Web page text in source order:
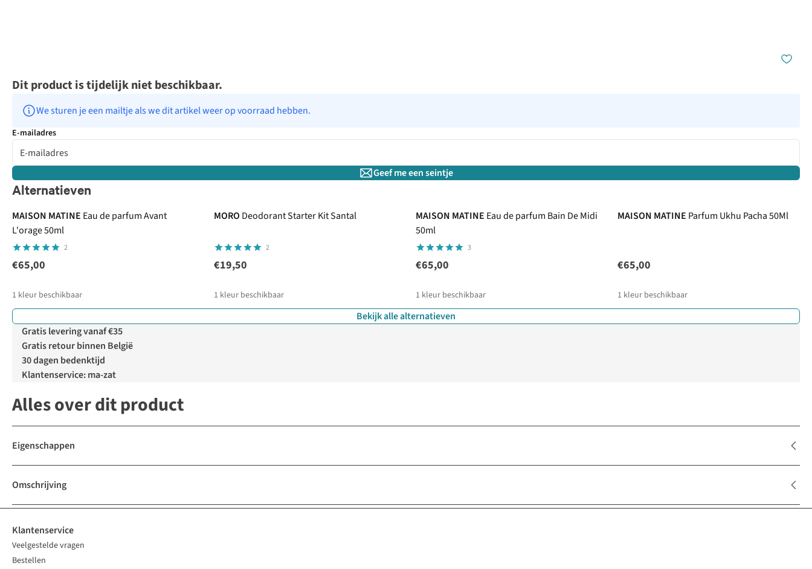
Dit product is tijdelijk niet beschikbaar.
We sturen je een mailtje als we dit artikel weer op voorraad hebben.
E-mailadres
Geef me een seintje
Alternatieven
MAISON MATINE Eau de parfum Avant
L'orage 50ml
2
€65,00
1 kleur beschikbaar
MORO Deodorant Starter Kit Santal
2
€19,50
1 kleur beschikbaar
MAISON MATINE Eau de parfum Bain De Midi
50ml
3
€65,00
1 kleur beschikbaar
MAISON MATINE Parfum Ukhu Pacha 50Ml
€65,00
1 kleur beschikbaar
Bekijk alle alternatieven
Gratis levering vanaf €35
Gratis retour binnen België
30 dagen bedenktijd
Klantenservice: ma-zat
Alles over dit product
Eigenschappen
Omschrijving
Klantenservice
Veelgestelde vragen
Bestellen